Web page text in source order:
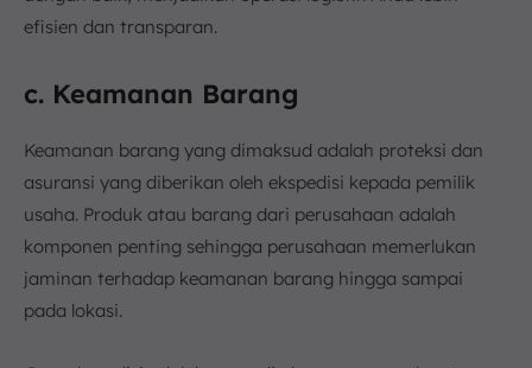
efisien dan transparan.
c. Keamanan Barang
Keamanan barang yang dimaksud adalah proteksi dan
asuransi yang diberikan oleh ekspedisi kepada pemilik
usaha. Produk atau barang dari perusahaan adalah
komponen penting sehingga perusahaan memerlukan
jaminan terhadap keamanan barang hingga sampai
pada lokasi.